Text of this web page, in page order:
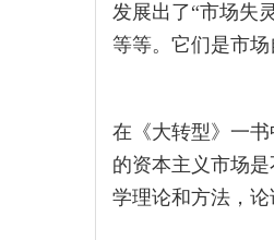
发展出了“市场失
等等。它们是市场
在《大转型》一
的资本主义市场
学理论和方法，论